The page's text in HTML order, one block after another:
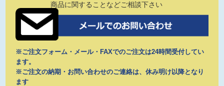
商品に関することなどご相談下さい
※ご注文フォーム・メール・FAXでのご注文は24時間受付してい
ます。
※ご注文の納期・お問い合わせのご連絡は、休み明け以降となり
ます